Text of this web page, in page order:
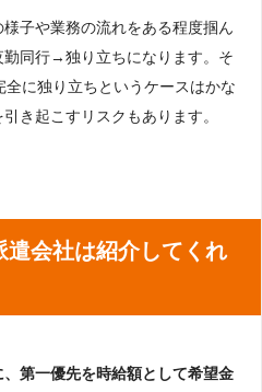
子や業務の流れをある程度掴ん
同行→独り立ちになります。そ
に独り立ちというケースはかな
き起こすリスクもあります。
会社は紹介してくれ
第一優先を時給額として希望金